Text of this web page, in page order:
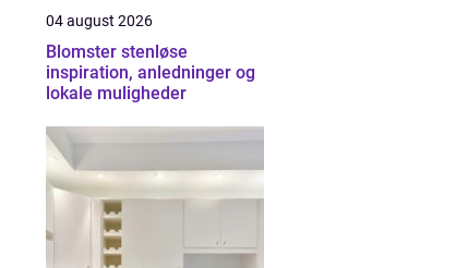
04 august 2026
Blomster stenløse
inspiration, anledninger og
lokale muligheder